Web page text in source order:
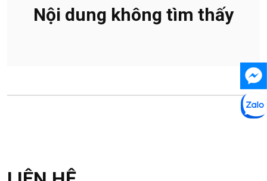
Nội dung không tìm thấy